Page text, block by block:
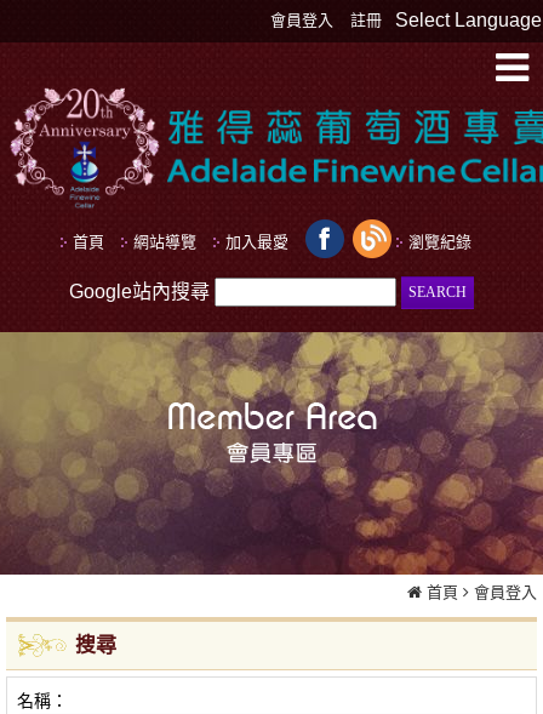
Select Language
會員登入 註冊
首頁 網站導覽 加入最愛 瀏覽紀錄
Google站內搜尋
首頁 會員登入
搜尋
名稱：